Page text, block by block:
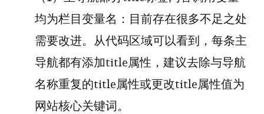
均为栏目变量名：目前存在很多不足之处
需要改进。从代码区域可以看到，每条主
导航都有添加title属性，建议去除与导航
名称重复的title属性或更改title属性值为
网站核心关键词。